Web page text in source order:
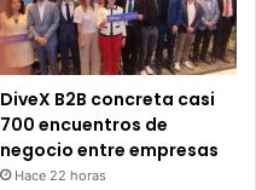
DiveX B2B concreta casi
700 encuentros de
negocio entre empresas
Hace 22 horas